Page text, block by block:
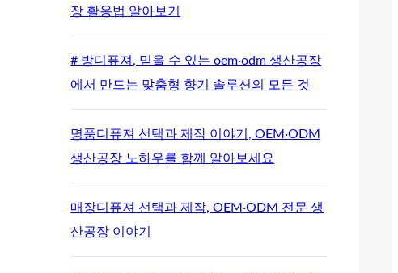
장 활용법 알아보기
# 방디퓨져, 믿을 수 있는 oem·odm 생산공장
에서 만드는 맞춤형 향기 솔루션의 모든 것
명품디퓨져 선택과 제작 이야기, OEM·ODM
생산공장 노하우를 함께 알아보세요
매장디퓨져 선택과 제작, OEM·ODM 전문 생
산공장 이야기